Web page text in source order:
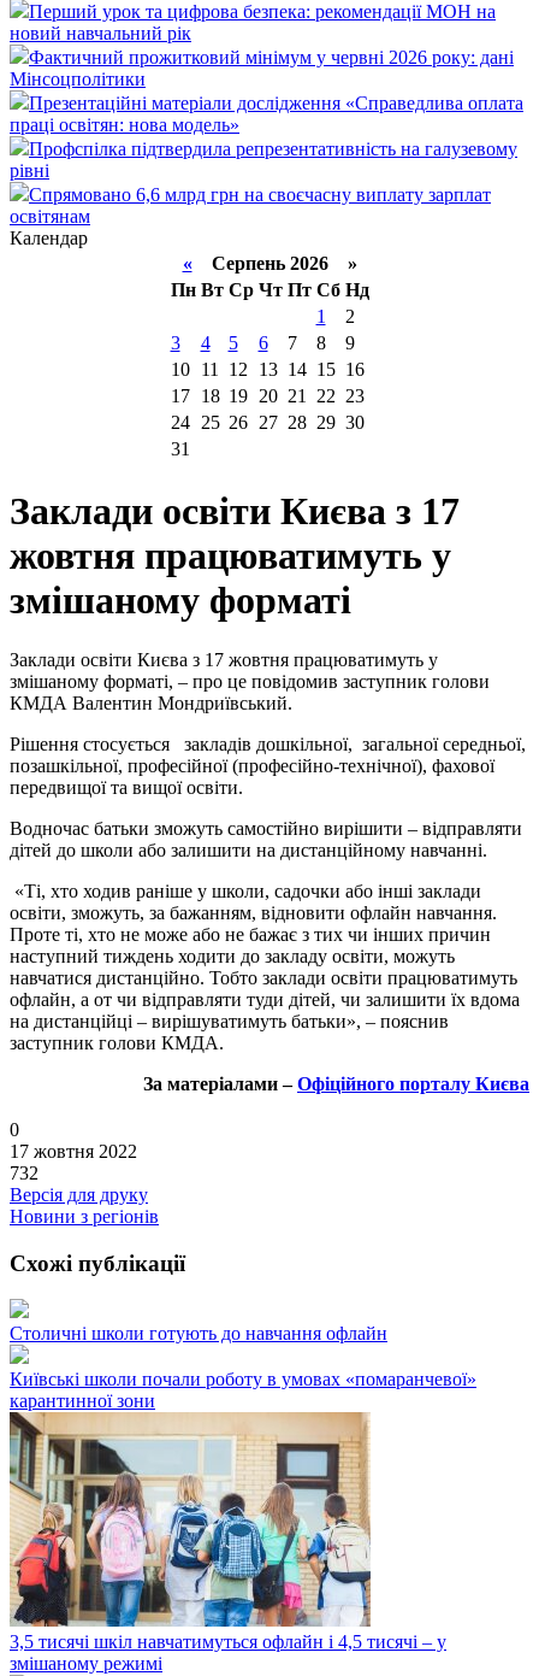
Перший урок та цифрова безпека: рекомендації МОН на
новий навчальний рік
Фактичний прожитковий мінімум у червні 2026 року: дані
Мінсоцполітики
Презентаційні матеріали дослідження «Справедлива оплата
праці освітян: нова модель»
Профспілка підтвердила репрезентативність на галузевому
рівні
Спрямовано 6,6 млрд грн на своєчасну виплату зарплат
освітянам
Календар
«Серпень 2026 »
Пн Вт Ср Чт Пт Сб Нд
1
2
3
4 5 6 7 8
9
10
11 12 13 14 15 16
17
18 19 20 21 22 23
24
25 26 27 28 29 30
31
Заклади освіти Києва з 17
жовтня працюватимуть у
змішаному форматі
Заклади освіти Києва з 17 жовтня працюватимуть у
змішаному форматі, – про це повідомив заступник голови
КМДА Валентин Мондриївський.
Рішення стосується закладів дошкільної, загальної середньої,
позашкільної, професійної (професійно-технічної), фахової
передвищої та вищої освіти.
Водночас батьки зможуть самостійно вирішити – відправляти
дітей до школи або залишити на дистанційному навчанні.
«Ті, хто ходив раніше у школи, садочки або інші заклади
освіти, зможуть, за бажанням, відновити офлайн навчання.
Проте ті, хто не може або не бажає з тих чи інших причин
наступний тиждень ходити до закладу освіти, можуть
навчатися дистанційно. Тобто заклади освіти працюватимуть
офлайн, а от чи відправляти туди дітей, чи залишити їх вдома
на дистанційці – вирішуватимуть батьки», – пояснив
заступник голови КМДА.
За матеріалами –Офіційного порталу Києва
0
17 жовтня 2022
732
Версія для друку
Новини з регіонів
Схожі публікації
Столичні школи готують до навчання офлайн
Київські школи почали роботу в умовах «помаранчевої»
карантинної зони
3,5 тисячі шкіл навчатимуться офлайн і 4,5 тисячі – у
змішаному режимі